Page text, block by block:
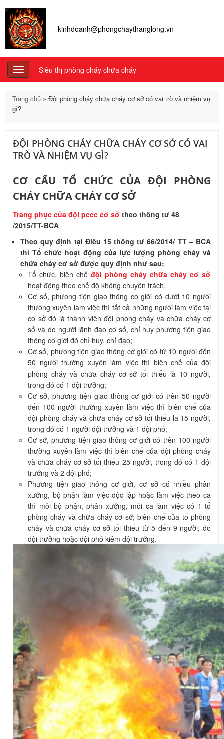
kinhdoanh@phongchaythanglong.vn
Toggle
navigation
Siêu thị phòng cháy chữa cháy
Trang chủ » Đội phòng cháy chữa cháy cơ sở có vai trò và nhiệm vụ
gì?
ĐỘI PHÒNG CHÁY CHỮA CHÁY CƠ SỞ CÓ VAI
TRÒ VÀ NHIỆM VỤ GÌ?
CƠ CẤU TỔ CHỨC CỦA ĐỘI PHÒNG
CHÁY CHỮA CHÁY CƠ SỞ
Trang phục của đội pccc cơ sở theo thông tư 48
/2015/TT-BCA
Theo quy định tại Điều 15 thông tư 66/2014/ TT – BCA
thì Tổ chức hoạt động của lực lượng phòng cháy và
chữa cháy cơ sở được quy định như sau:
Tổ chức, biên chế đội phòng cháy chữa cháy cơ sở
hoạt động theo chế độ không chuyên trách.
Cơ sở, phương tiện giao thông cơ giới có dưới 10 người
thường xuyên làm việc thì tất cả những người làm việc tại
cơ sở đó là thành viên đội phòng cháy và chữa cháy cơ
sở và do người lãnh đạo cơ sở, chỉ huy phương tiện giao
thông cơ giới đó chỉ huy, chỉ đạo;
Cơ sở, phương tiện giao thông cơ giới có từ 10 người đến
50 người thường xuyên làm việc thì biên chế của đội
phòng cháy và chữa cháy cơ sở tối thiểu là 10 người,
trong đó có 1 đội trưởng;
Cơ sở, phương tiện giao thông cơ giới có trên 50 người
đến 100 người thường xuyên làm việc thì biên chế của
đội phòng cháy và chữa cháy cơ sở tối thiểu la 15 người,
trong đó có 1 người đội trưởng và 1 đội phó;
Cơ sở, phương tiện giao thông cơ giới có trên 100 người
thường xuyên làm việc thì biên chế của đội phòng cháy
và chữa cháy cơ sở tối thiểu 25 người, trong đó có 1 đội
trưởng và 2 đội phó;
Phương tiện giao thông cơ giới, cơ sở có nhiều phân
xưởng, bộ phận làm việc độc lập hoặc làm việc theo ca
thì mỗi bộ phận, phân xưởng, mỗi ca làm việc có 1 tổ
phòng cháy và chữa cháy cơ sở; biên chế của tổ phòng
cháy và chữa cháy cơ sở tối thiểu từ 5 đến 9 người, do
đội trưởng hoặc đội phó kiêm đội trưởng.